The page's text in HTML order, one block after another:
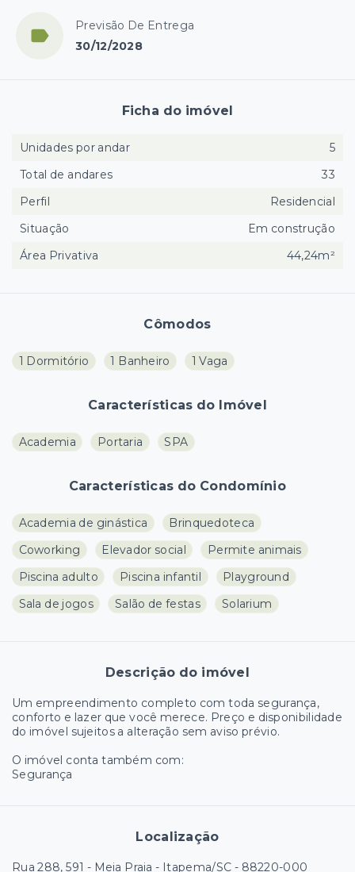
Previsão De Entrega
30/12/2028
Cômodos
1 Dormitório 1 Banheiro 1 Vaga
Características do Imóvel
Academia Portaria SPA
Características do Condomínio
Academia de ginástica
Brinquedoteca
Coworking
Elevador social
Permite animais
Piscina adulto
Piscina infantil
Playground
Sala de jogos
Salão de festas Solarium
Descrição do imóvel
Um empreendimento completo com toda segurança,
conforto e lazer que você merece. Preço e disponibilidade
do imóvel sujeitos a alteração sem aviso prévio.
O imóvel conta também com:
Segurança
Localização
Rua 288, 591 - Meia Praia - Itapema/SC - 88220-000
Ficha do imóvel
Unidades por andar
5
Total de andares
33
Perfil
Residencial
Situação
Em construção
Área Privativa
44,24m²